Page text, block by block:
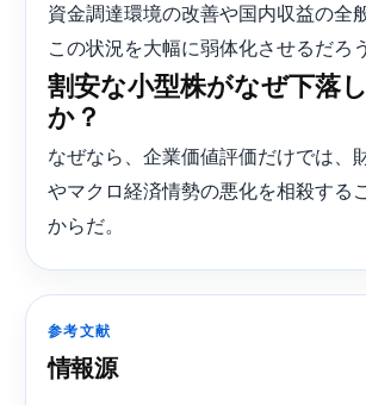
資金調達環境の改善や国内収益の全
この状況を大幅に弱体化させるだろう
割安な小型株がなぜ下落
か？
なぜなら、企業価値評価だけでは、
やマクロ経済情勢の悪化を相殺する
からだ。
参考文献
情報源